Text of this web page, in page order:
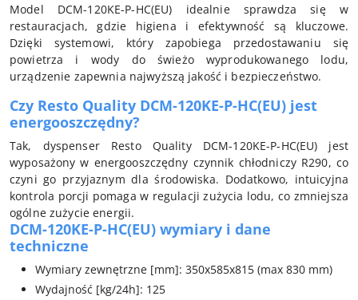
Model DCM-120KE-P-HC(EU) idealnie sprawdza się w
restauracjach, gdzie higiena i efektywność są kluczowe.
Dzięki systemowi, który zapobiega przedostawaniu się
powietrza i wody do świeżo wyprodukowanego lodu,
urządzenie zapewnia najwyższą jakość i bezpieczeństwo.
Czy Resto Quality DCM-120KE-P-HC(EU) jest
energooszczędny?
Tak, dyspenser Resto Quality DCM-120KE-P-HC(EU) jest
wyposażony w energooszczędny czynnik chłodniczy R290, co
czyni go przyjaznym dla środowiska. Dodatkowo, intuicyjna
kontrola porcji pomaga w regulacji zużycia lodu, co zmniejsza
ogólne zużycie energii.
DCM-120KE-P-HC(EU) wymiary i dane
techniczne
Wymiary zewnętrzne [mm]: 350x585x815 (max 830 mm)
Wydajność [kg/24h]: 125